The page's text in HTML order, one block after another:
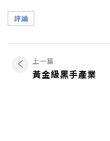
評論
上一篇
黃金級黑手產業